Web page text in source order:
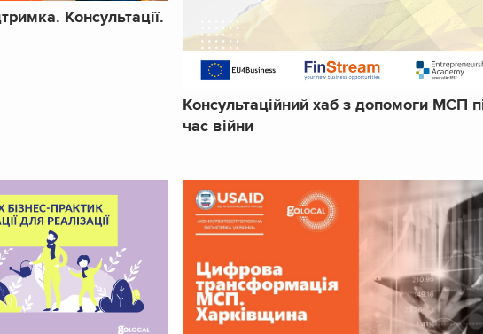
Консультації.
Консультаційний хаб з допомоги МСП
час війни